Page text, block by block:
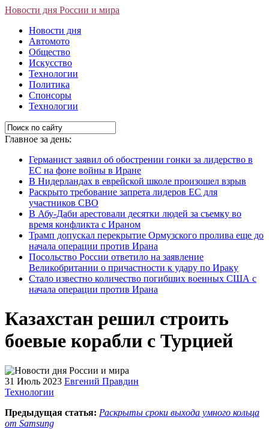
Новости дня России и мира
Новости дня
Автомото
Общество
Искусство
Технологии
Политика
Спонсоры
Технологии
Главное за день:
Германист заявил об обострении гонки за лидерство в
ЕС на фоне войны в Иране
В Нидерландах в еврейской школе произошел взрыв
Раскрыто требование запрета лидеров ЕС для
участников СВО
В Абу-Даби арестовали десятки людей за съемку во
время конфликта с Ираном
Трамп допускал перекрытие Ормузского пролива еще до
начала операции против Ирана
Посольство России ответило на заявление
Великобритании о причастности к удару по Ираку
Стало известно количество погибших военных США с
начала операции против Ирана
Казахстан решил строить
боевые корабли с Турцией
31 Июль 2023 Евгений Правдин
Технологии
Предыдущая статья: Раскрыты сроки выхода умного кольца
от Samsung